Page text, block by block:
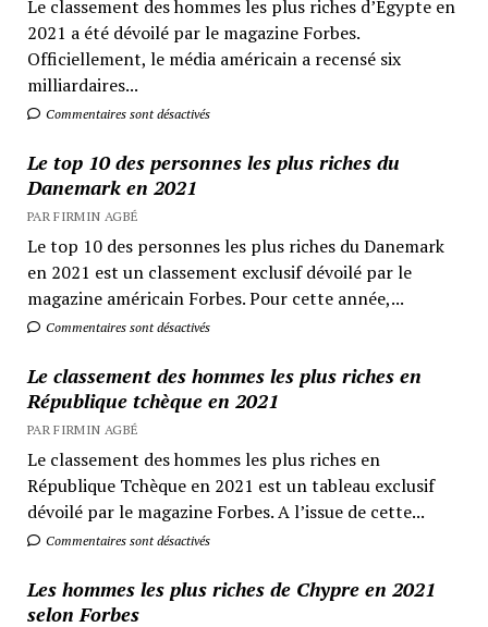
Le classement des hommes les plus riches d’Egypte en
2021 a été dévoilé par le magazine Forbes.
Officiellement, le média américain a recensé six
milliardaires...
Commentaires sont désactivés
Le top 10 des personnes les plus riches du
Danemark en 2021
PAR FIRMIN AGBÉ
Le top 10 des personnes les plus riches du Danemark
en 2021 est un classement exclusif dévoilé par le
magazine américain Forbes. Pour cette année,...
Commentaires sont désactivés
Le classement des hommes les plus riches en
République tchèque en 2021
PAR FIRMIN AGBÉ
Le classement des hommes les plus riches en
République Tchèque en 2021 est un tableau exclusif
dévoilé par le magazine Forbes. A l’issue de cette...
Commentaires sont désactivés
Les hommes les plus riches de Chypre en 2021
selon Forbes